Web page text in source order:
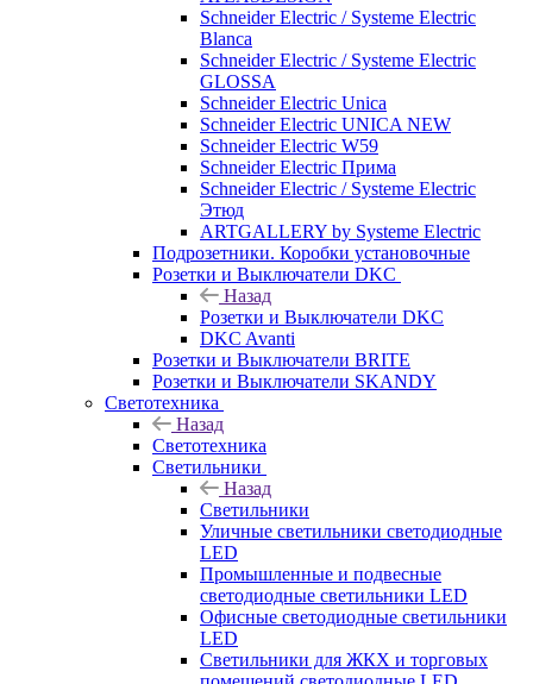
Schneider Electric / Systeme Electric
Blanca
Schneider Electric / Systeme Electric
GLOSSA
Schneider Electric Unica
Schneider Electric UNICA NEW
Schneider Electric W59
Schneider Electric Прима
Schneider Electric / Systeme Electric
Этюд
ARTGALLERY by Systeme Electric
Подрозетники. Коробки установочные
Розетки и Выключатели DKC
Назад
Розетки и Выключатели DKC
DKC Avanti
Розетки и Выключатели BRITE
Розетки и Выключатели SKANDY
Светотехника
Назад
Светотехника
Светильники
Назад
Светильники
Уличные светильники светодиодные
LED
Промышленные и подвесные
светодиодные светильники LED
Офисные светодиодные светильники
LED
Светильники для ЖКХ и торговых